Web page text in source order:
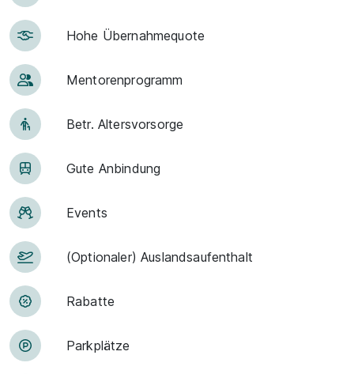
Hohe Über­nah­me­quote
Men­to­ren­pro­gramm
Betr. Alters­vor­sorge
Gute An­bin­dung
Events
(Optionaler) Auslandsaufenthalt
Rabatte
Park­plätze